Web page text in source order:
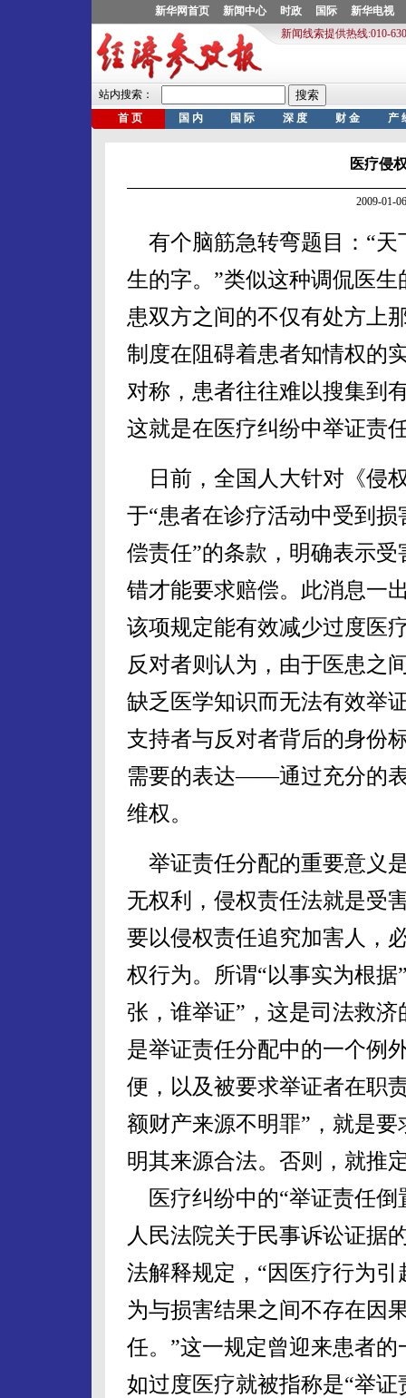
医疗侵
2009-01-
有个脑筋急转弯题目：“天
生的字。”类似这种调侃医
患双方之间的不仅有处方上
制度在阻碍着患者知情权的
对称，患者往往难以搜集到
这就是在医疗纠纷中举证责
日前，全国人大针对《侵
于“患者在诊疗活动中受到
偿责任”的条款，明确表示
错才能要求赔偿。此消息一
该项规定能有效减少过度医
反对者则认为，由于医患之
缺乏医学知识而无法有效举
支持者与反对者背后的身份
需要的表达——通过充分的
维权。
举证责任分配的重要意义
无权利，侵权责任法就是受
要以侵权责任追究加害人，
权行为。所谓“以事实为根据
张，谁举证”，这是司法救
是举证责任分配中的一个例
便，以及被要求举证者在职
额财产来源不明罪”，就是
明其来源合法。否则，就推
医疗纠纷中的“举证责任倒
人民法院关于民事诉讼证据
法解释规定，“因医疗行为
为与损害结果之间不存在因
任。”这一规定曾迎来患者
如过度医疗就被指称是“举